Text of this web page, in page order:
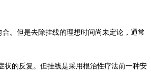
。但是去除挂线的理想时间尚未定论，通常
状的反复。但挂线是采用根治性疗法前一种安